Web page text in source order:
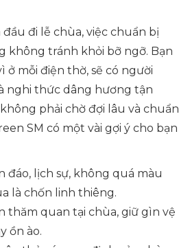
đi lễ chùa, việc chuẩn bị
không tránh khỏi bỡ ngỡ. Bạn
ở mỗi điện thờ, sẽ có người
nghi thức dâng hương tận
phải chờ đợi lâu và chuẩn
SM có một vài gợi ý cho bạn
đáo, lịch sự, không quá màu
là chốn linh thiêng.
thăm quan tại chùa, giữ gìn vệ
ồn ào.